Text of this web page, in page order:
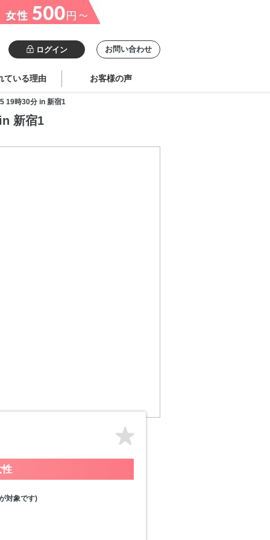
ログイン お問い合わせ
ている理由 お客様の声
19時30分 in 新宿1
新宿1
性
対象です)